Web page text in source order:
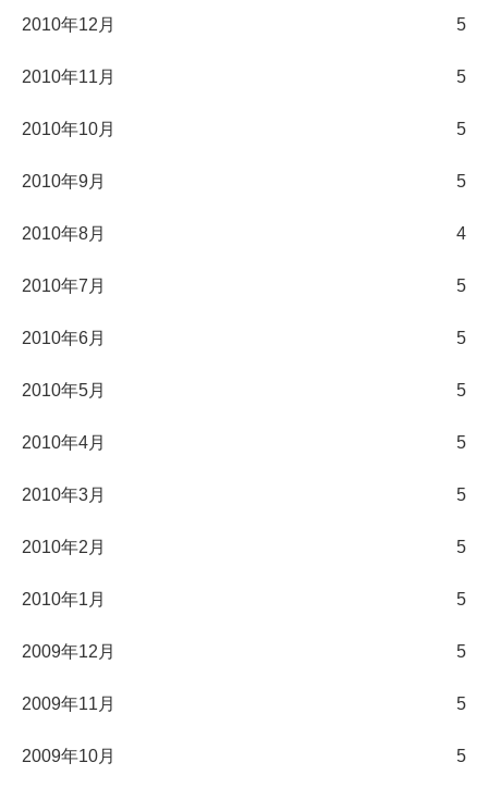
2010年12月 5
2010年11月 5
2010年10月 5
2010年9月 5
2010年8月 4
2010年7月 5
2010年6月 5
2010年5月 5
2010年4月 5
2010年3月 5
2010年2月 5
2010年1月 5
2009年12月 5
2009年11月 5
2009年10月 5